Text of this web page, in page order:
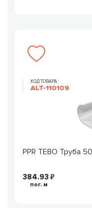
КОД ТОВАРА:
ALT-110109
PPR TEBO Труба
384.93
пог. м